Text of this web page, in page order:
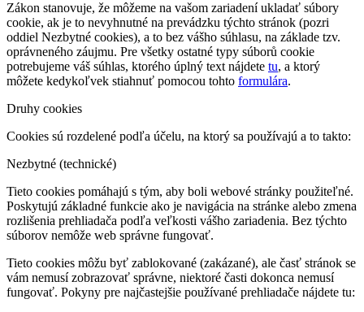
Zákon stanovuje, že môžeme na vašom zariadení ukladať súbory
cookie, ak je to nevyhnutné na prevádzku týchto stránok (pozri
oddiel Nezbytné cookies), a to bez vášho súhlasu, na základe tzv.
oprávneného záujmu. Pre všetky ostatné typy súborů cookie
potrebujeme váš súhlas, ktorého úplný text nájdete tu, a ktorý
môžete kedykoľvek stiahnuť pomocou tohto formulára.
Druhy cookies
Cookies sú rozdelené podľa účelu, na ktorý sa používajú a to takto:
Nezbytné (technické)
Tieto cookies pomáhajú s tým, aby boli webové stránky použiteľné.
Poskytujú základné funkcie ako je navigácia na stránke alebo zmena
rozlišenia prehliadača podľa veľkosti vášho zariadenia. Bez týchto
súborov nemôže web správne fungovať.
Tieto cookies môžu byť zablokované (zakázané), ale časť stránok se
vám nemusí zobrazovať správne, niektoré časti dokonca nemusí
fungovať. Pokyny pre najčastejšie používané prehliadače nájdete tu: